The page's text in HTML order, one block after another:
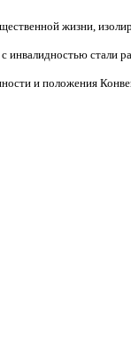
жизни,
стали
и положения